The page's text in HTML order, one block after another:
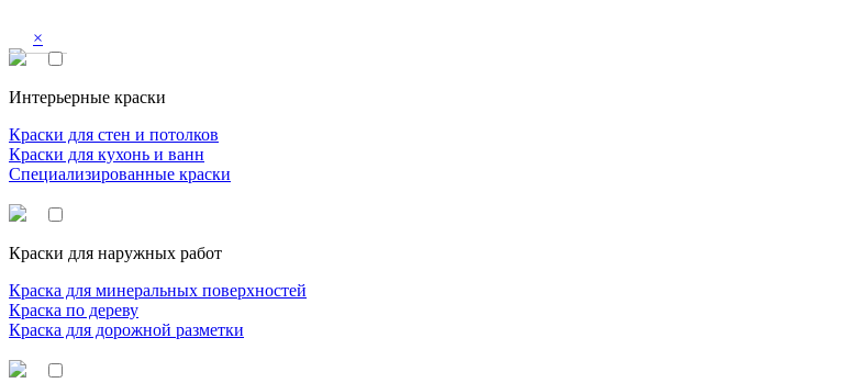
×
Интерьерные краски
Краски для стен и потолков
Краски для кухонь и ванн
Специализированные краски
Краски для наружных работ
Краска для минеральных поверхностей
Краска по дереву
Краска для дорожной разметки